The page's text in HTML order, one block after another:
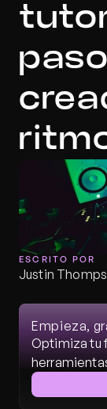
ESCRITO POR
Justin
Empieza,
Optimiza tu